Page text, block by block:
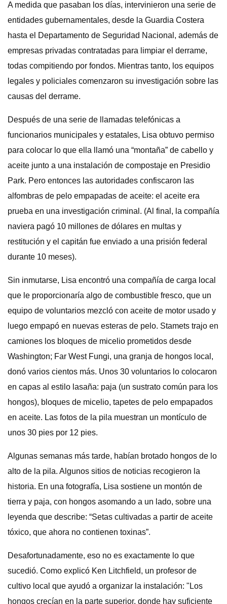
A medida que pasaban los días, intervinieron una serie de
entidades gubernamentales, desde la Guardia Costera
hasta el Departamento de Seguridad Nacional, además de
empresas privadas contratadas para limpiar el derrame,
todas compitiendo por fondos. Mientras tanto, los equipos
legales y policiales comenzaron su investigación sobre las
causas del derrame.
Después de una serie de llamadas telefónicas a
funcionarios municipales y estatales, Lisa obtuvo permiso
para colocar lo que ella llamó una “montaña” de cabello y
aceite junto a una instalación de compostaje en Presidio
Park. Pero entonces las autoridades confiscaron las
alfombras de pelo empapadas de aceite: el aceite era
prueba en una investigación criminal. (Al final, la compañía
naviera pagó 10 millones de dólares en multas y
restitución y el capitán fue enviado a una prisión federal
durante 10 meses).
Sin inmutarse, Lisa encontró una compañía de carga local
que le proporcionaría algo de combustible fresco, que un
equipo de voluntarios mezcló con aceite de motor usado y
luego empapó en nuevas esteras de pelo. Stamets trajo en
camiones los bloques de micelio prometidos desde
Washington; Far West Fungi, una granja de hongos local,
donó varios cientos más. Unos 30 voluntarios lo colocaron
en capas al estilo lasaña: paja (un sustrato común para los
hongos), bloques de micelio, tapetes de pelo empapados
en aceite. Las fotos de la pila muestran un montículo de
unos 30 pies por 12 pies.
Algunas semanas más tarde, habían brotado hongos de lo
alto de la pila. Algunos sitios de noticias recogieron la
historia. En una fotografía, Lisa sostiene un montón de
tierra y paja, con hongos asomando a un lado, sobre una
leyenda que describe: “Setas cultivadas a partir de aceite
tóxico, que ahora no contienen toxinas”.
Desafortunadamente, eso no es exactamente lo que
sucedió. Como explicó Ken Litchfield, un profesor de
cultivo local que ayudó a organizar la instalación: "Los
hongos crecían en la parte superior, donde hay suficiente